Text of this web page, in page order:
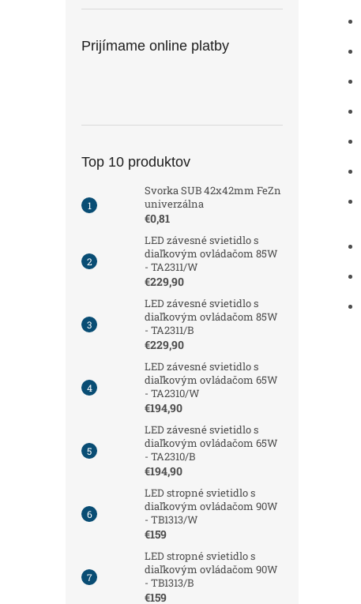
Prijímame online platby
Top 10 produktov
Svorka SUB 42x42mm FeZn
univerzálna
€0,81
LED závesné svietidlo s
diaľkovým ovládačom 85W
- TA2311/W
€229,90
LED závesné svietidlo s
diaľkovým ovládačom 85W
- TA2311/B
€229,90
LED závesné svietidlo s
diaľkovým ovládačom 65W
- TA2310/W
€194,90
LED závesné svietidlo s
diaľkovým ovládačom 65W
- TA2310/B
€194,90
LED stropné svietidlo s
diaľkovým ovládačom 90W
- TB1313/W
€159
LED stropné svietidlo s
diaľkovým ovládačom 90W
- TB1313/B
€159